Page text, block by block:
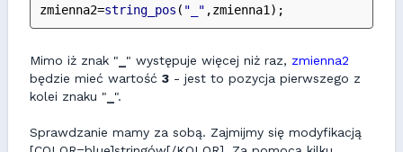
zmienna2=string_pos ( "_" ,zmienna1);
Mimo iż znak " " występuje więcej niż raz, zmienna2
będzie mieć wartość 3 - jest to pozycja pierwszego z
kolei znaku "
".
Sprawdzanie mamy za sobą. Zajmijmy się modyfikacją